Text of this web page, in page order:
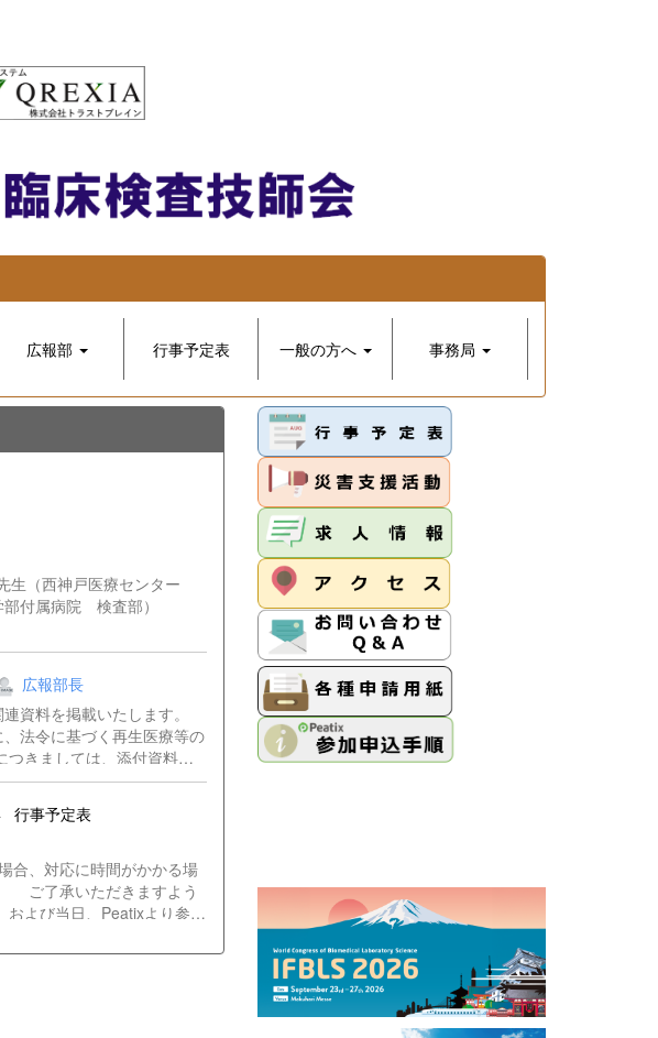
広報部 行事予定表 一般の方へ 事務局
生（西神戸医療センター
部付属病院 検査部）
広報部長
資料を掲載いたします。
法令に基づく再生医療等の
きましては、添付資料を
て（依頼）.pdf
行事予定表
合、対応に時間がかかる場
ご了承いただきますよう
および当日、Peatixより参加
庫県臨床